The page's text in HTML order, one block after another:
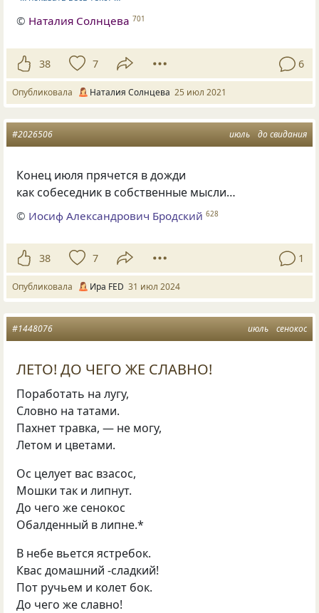
© Наталия Солнцева 701
38 7 6
Опубликовала Наталия Солнцева 25 июл 2021
июль до свидания
#2026506
Конец июля прячется в дожди
как собеседник в собственные мысли…
© Иосиф Александрович Бродский 628
38 7 1
Опубликовала Ира FED 31 июл 2024
июль сенокос
#1448076
ЛЕТО! ДО ЧЕГО ЖЕ СЛАВНО!
Поработать на лугу,
Словно на татами.
Пахнет травка, — не могу,
Летом и цветами.
Ос целует вас взасос,
Мошки так и липнут.
До чего же сенокос
Обалденный в липне.*
В небе вьется ястребок.
Квас домашний -сладкий!
Пот ручьем и колет бок.
До чего же славно!